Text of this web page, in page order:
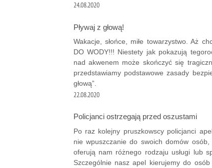
24.08.2020
Pływaj z głową!
Wakacje, słońce, miłe towarzystwo. Aż
DO WODY!!! Niestety jak pokazują
nad akwenem może skończyć się
przedstawiamy podstawowe zasady
głową”.
22.08.2020
Policjanci ostrzegają przed oszustami
Po raz kolejny pruszkowscy policjanci
nie wpuszczanie do swoich domów
oferują nam różnego rodzaju usługi lub
Szczególnie nasz apel kierujemy do